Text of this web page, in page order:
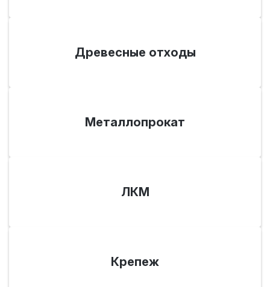
Древесные отходы
Металлопрокат
ЛКМ
Крепеж